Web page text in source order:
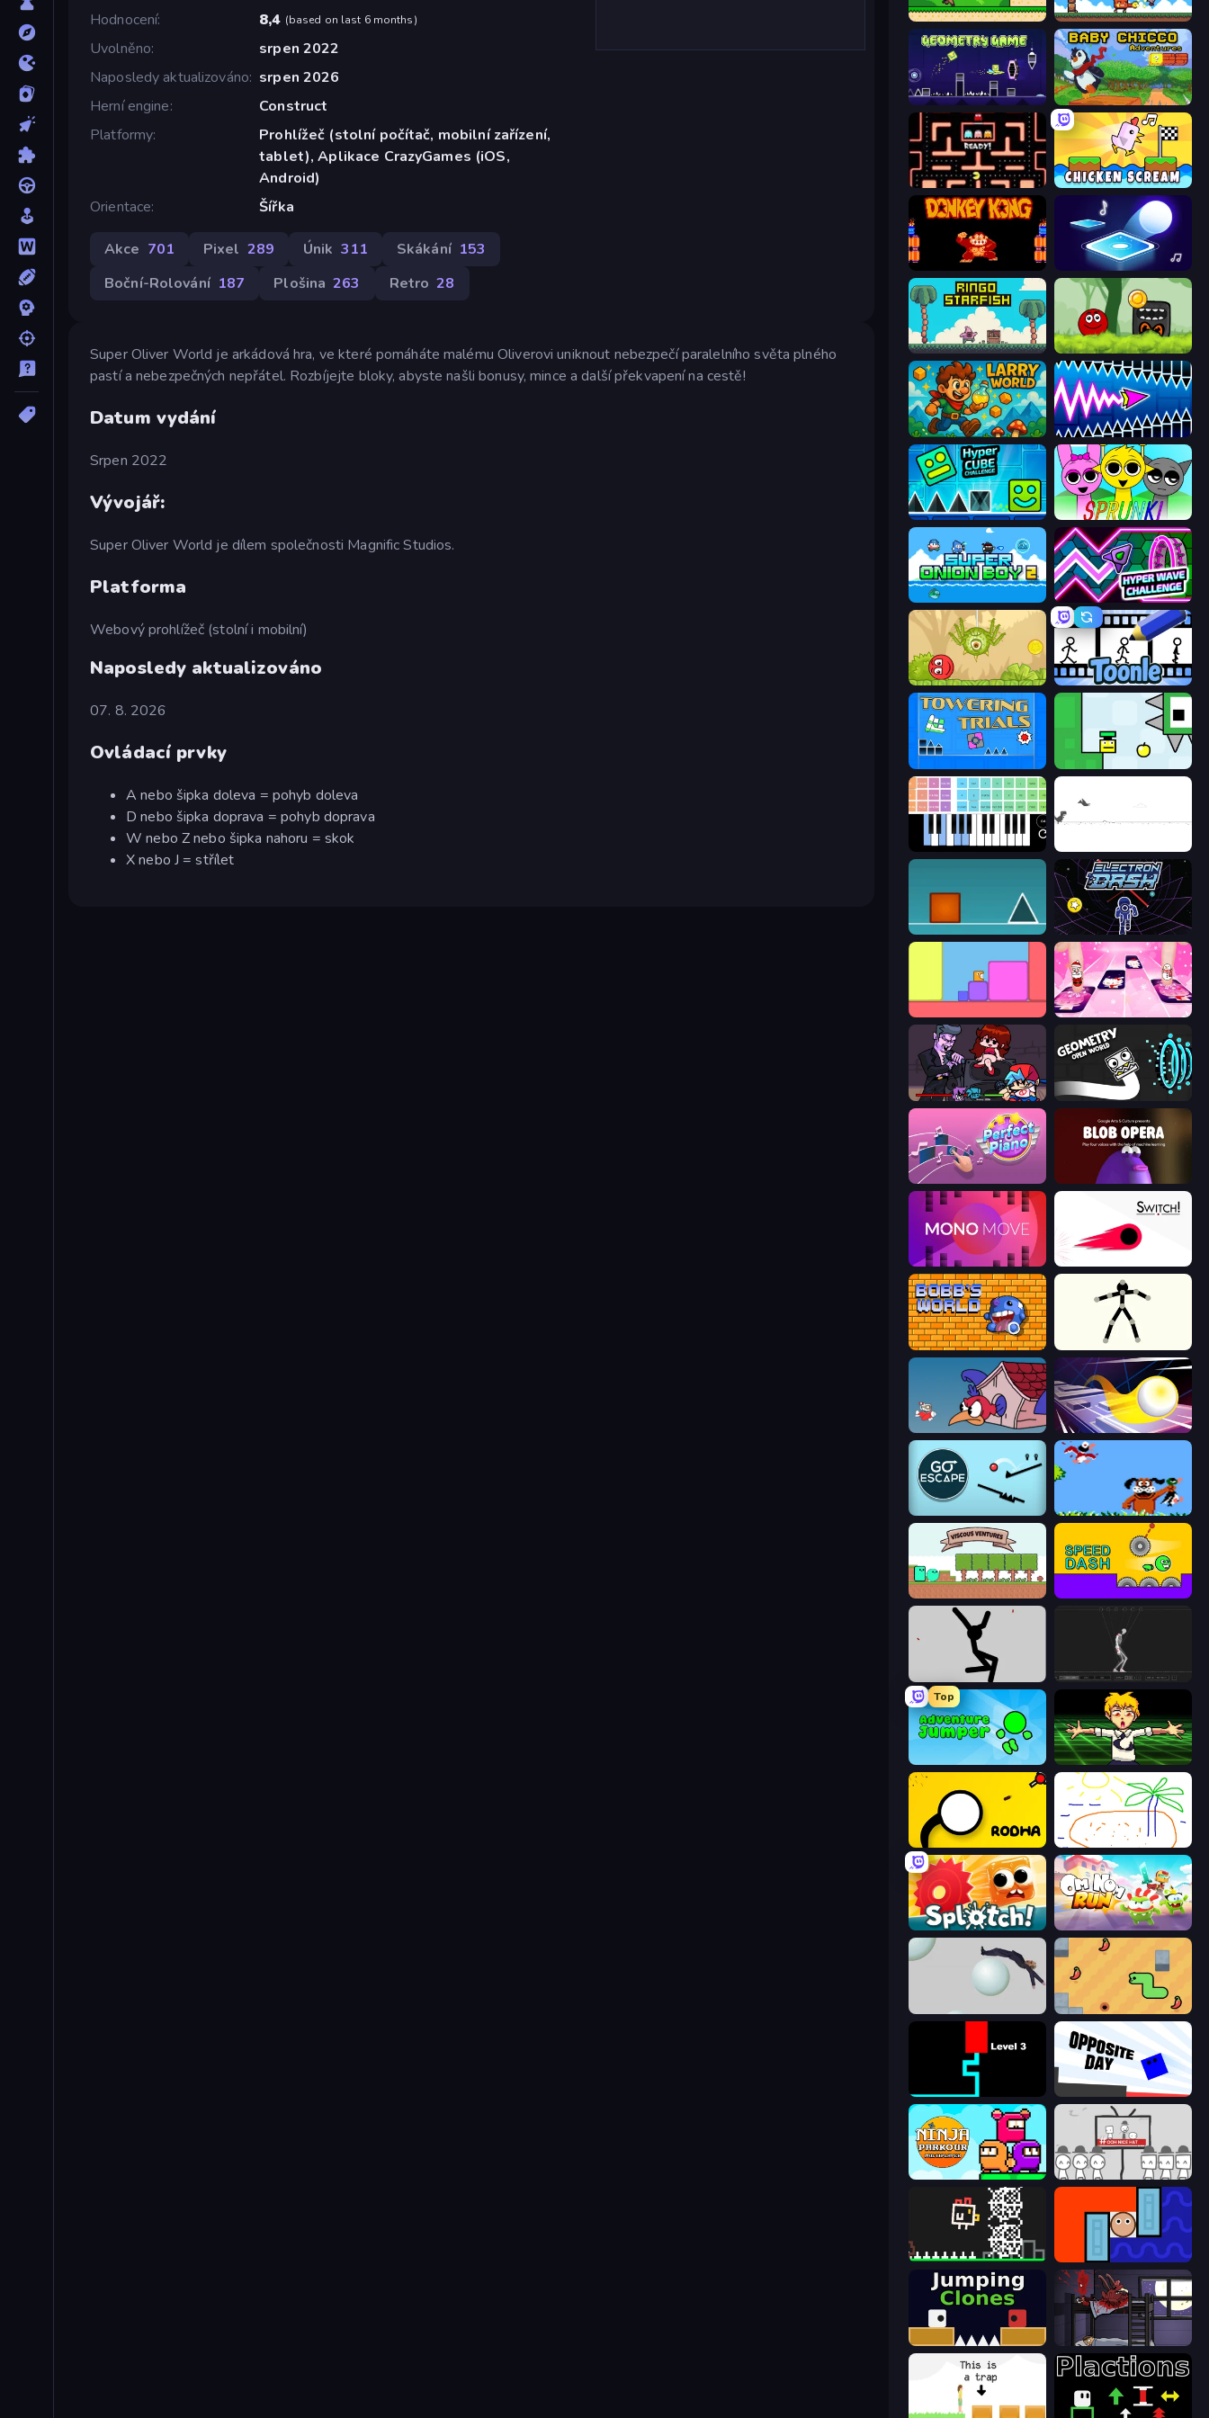
Hodnocení
8,4 (based on last 6 months)
Uvolněno
srpen 2022
Naposledy aktualizováno srpen 2026
Herní engine
Construct
Platformy
Prohlížeč (stolní počítač, mobilní zařízení,
tablet), Aplikace CrazyGames (iOS,
Android)
Orientace
Šířka
Akce 701 Pixel 289 Únik 311 Skákání 153
Boční-Rolování 187 Plošina 263 Retro 28
Super Oliver World je arkádová hra, ve které pomáháte malému Oliverovi uniknout nebezpečí paralelního světa plného
pastí a nebezpečných nepřátel. Rozbíjejte bloky, abyste našli bonusy, mince a další překvapení na cestě!
Datum vydání
Srpen 2022
Vývojář:
Super Oliver World je dílem společnosti Magnific Studios.
Platforma
Webový prohlížeč (stolní i mobilní)
Naposledy aktualizováno
07. 8. 2026
Ovládací prvky
A nebo šipka doleva = pohyb doleva
D nebo šipka doprava = pohyb doprava
W nebo Z nebo šipka nahoru = skok
X nebo J = střílet
Steve's World Super Billy Boy
Geometry Game Baby Chicco Adventures
Pacman Chicken Scream
Donkey Kong Returns Tile Jumper 3D
Ringo Starfish Ball Hero Adventure: Red Bounce Ball
Larry World Wave Dash: Geometry Arrow
Hyper Cube Challenge Sprunki
Super Onion Boy 2 Hyper Wave Challenge
Red Bounce Ball 5 Toonle
Virtual Online Piano
Electron Dash
Friday Night Funkin' Geometry: Open World
Perfect Piano Blob Opera
Mono Move Switch!
Bobb's World Stick Animator
Cuphead Leap and Avoid 2
Duck Hunt
Viscous Ventures
Skeleton Simulator
Top
Adventure Jumper Chainsaw Dance
Rodha Skribbl.io
Splotch! Om Nom: Run
Bush Ragdoll SSSPICY!
Scary Maze Opposite Day
Ninja Parkour Multiplayer We Become What We Behold
Chicken and Bee Lava and Aqua
Jumping Clones The Visitor